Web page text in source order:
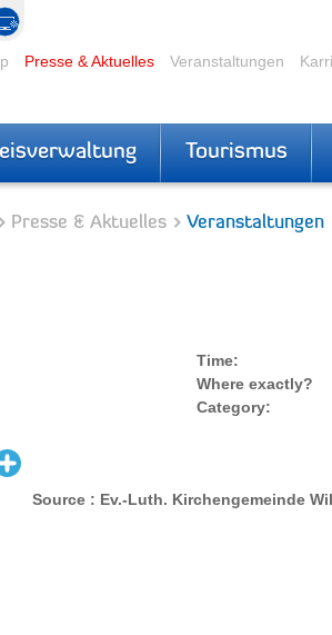
Presse & Aktuelles Veranstaltungen
Tourismus
Presse & Aktuelles Veranstaltungen
Time:
Where exactly?
Category:
Source : Ev.-Luth. Kirchengemeinde